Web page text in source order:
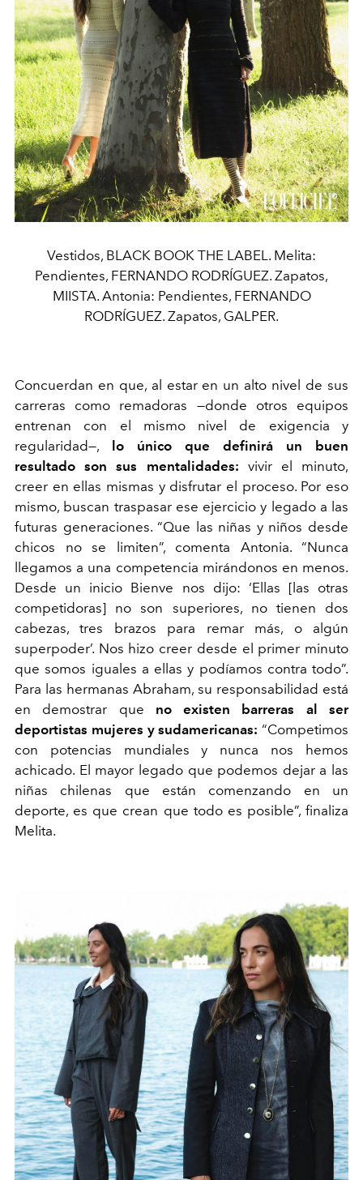
Vestidos, BLACK BOOK THE LABEL. Melita:
Pendientes, FERNANDO RODRÍGUEZ. Zapatos,
MIISTA. Antonia: Pendientes, FERNANDO
RODRÍGUEZ. Zapatos, GALPER.
Concuerdan en que, al estar en un alto nivel de sus
carreras como remadoras —donde otros equipos
entrenan con el mismo nivel de exigencia y
regularidad—, lo único que definirá un buen
resultado son sus mentalidades: vivir el minuto,
creer en ellas mismas y disfrutar el proceso. Por eso
mismo, buscan traspasar ese ejercicio y legado a las
futuras generaciones. “Que las niñas y niños desde
chicos no se limiten”, comenta Antonia. “Nunca
llegamos a una competencia mirándonos en menos.
Desde un inicio Bienve nos dijo: ‘Ellas [las otras
competidoras] no son superiores, no tienen dos
cabezas, tres brazos para remar más, o algún
superpoder’. Nos hizo creer desde el primer minuto
que somos iguales a ellas y podíamos contra todo”.
Para las hermanas Abraham, su responsabilidad está
en demostrar que no existen barreras al ser
deportistas mujeres y sudamericanas: “Competimos
con potencias mundiales y nunca nos hemos
achicado. El mayor legado que podemos dejar a las
niñas chilenas que están comenzando en un
deporte, es que crean que todo es posible”, finaliza
Melita.